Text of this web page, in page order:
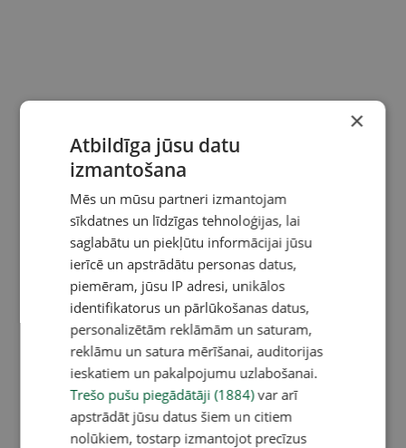
×
Atbildīga jūsu datu
izmantošana
Mēs un mūsu partneri izmantojam
sīkdatnes un līdzīgas tehnoloģijas, lai
saglabātu un piekļūtu informācijai jūsu
ierīcē un apstrādātu personas datus,
piemēram, jūsu IP adresi, unikālos
identifikatorus un pārlūkošanas datus,
personalizētām reklāmām un saturam,
reklāmu un satura mērīšanai, auditorijas
ieskatiem un pakalpojumu uzlabošanai.
Trešo pušu piegādātāji (1884)var arī
apstrādāt jūsu datus šiem un citiem
nolūkiem, tostarp izmantojot precīzus